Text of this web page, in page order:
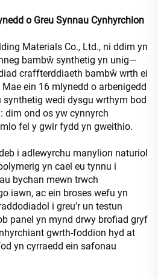
o Greu Synnau Cynhyrchion
Materials Co., Ltd., ni ddim yn
bambŵ synthetig yn unig—
craffterddiaeth bambŵ wrth ei
ein 16 mlynedd o arbenigedd
wedi dysgu wrthym bod
dim ond os yw cynnyrch
fel y gwir fydd yn gweithio.
i adlewyrchu manylion naturiol
yn cael eu tynnu i
bychan mewn trwch
iawn, ac ein broses wefu yn
i greu'r un testun
panel yn mynd drwy brofiad gryf
gwrth-foddion hyd at
yn cyrraedd ein safonau